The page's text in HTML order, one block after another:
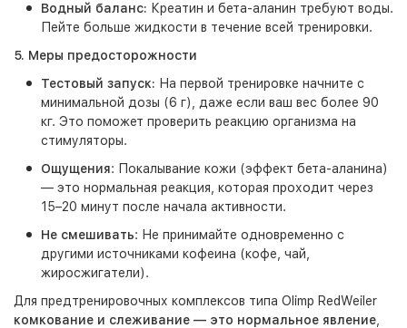
Водный баланс: Креатин и бета-аланин требуют воды.
Пейте больше жидкости в течение всей тренировки.
5. Меры предосторожности
Тестовый запуск: На первой тренировке начните с
минимальной дозы (6 г), даже если ваш вес более 90
кг. Это поможет проверить реакцию организма на
стимуляторы.
Ощущения: Покалывание кожи (эффект бета-аланина)
— это нормальная реакция, которая проходит через
15–20 минут после начала активности.
Не смешивать: Не принимайте одновременно с
другими источниками кофеина (кофе, чай,
жиросжигатели).
Для предтренировочных комплексов типа Olimp RedWeiler
комкование и слеживание — это нормальное явление